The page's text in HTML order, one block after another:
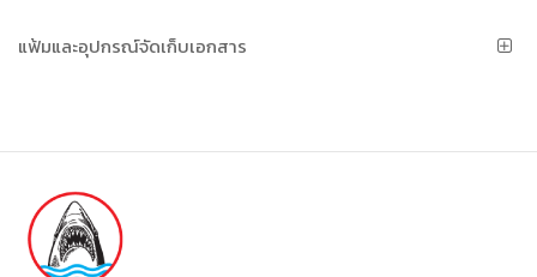
แฟ้มและอุปกรณ์จัดเก็บเอกสาร